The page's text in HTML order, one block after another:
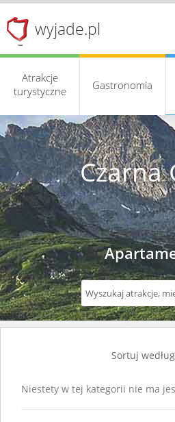
wyjade.pl
Atrakcje
turystyczne
Gastronomia
Czarna
Sortuj
Niestety w tej kategorii nie ma